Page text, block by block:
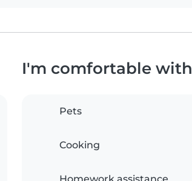
I'm comfortable with
Pets
Cooking